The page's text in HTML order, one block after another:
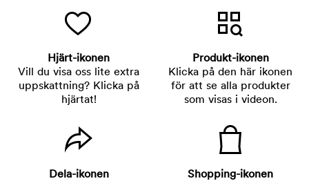
Hjärt-ikonen
Vill du visa oss lite extra
uppskattning? Klicka på
hjärtat!
Produkt-ikonen
Klicka på den här ikonen
för att se alla produkter
som visas i videon.
Dela-ikonen
Shopping-ikonen